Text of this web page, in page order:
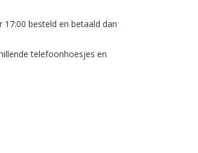
besteld en betaald dan
telefoonhoesjes en